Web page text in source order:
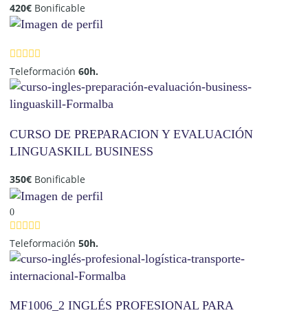
420€ Bonificable
Teleformación60h.
CURSO DE PREPARACION Y EVALUACIÓN
LINGUASKILL BUSINESS
350€ Bonificable
0
Teleformación50h.
MF1006_2 INGLÉS PROFESIONAL PARA